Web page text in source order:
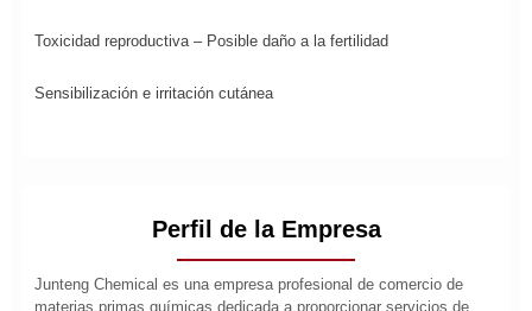
Toxicidad reproductiva – Posible daño a la fertilidad
Sensibilización e irritación cutánea
Perfil de la Empresa
Junteng Chemical es una empresa profesional de comercio de
materias primas químicas dedicada a proporcionar servicios de